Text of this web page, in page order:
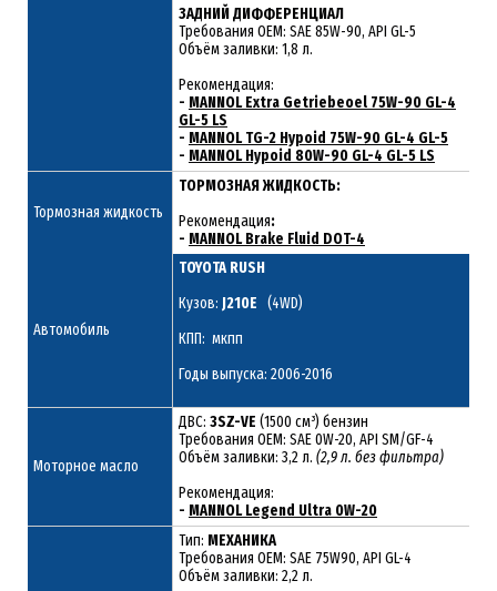
ЗАДНИЙ ДИФФЕРЕНЦИАЛ
Требования ОЕМ: SAE 85W-90, API GL-5
Объём заливки: 1,8 л.
Рекомендация:
- MANNOL Extra Getriebeoel 75W-90 GL-4
GL-5 LS
- MANNOL TG-2 Hypoid 75W-90 GL-4 GL-5
- MANNOL Hypoid 80W-90 GL-4 GL-5 LS
Тормозная жидкость
ТОРМОЗНАЯ ЖИДКОСТЬ:
Рекомендация:
- MANNOL Brake Fluid DOT-4
Автомобиль
TOYOTA RUSH
Кузов: J210E (4WD)
КПП: мкпп
Годы выпуска: 2006-2016
Моторное масло
ДВС: 3SZ-VE (1500 см³) бензин
Требования ОЕМ: SAE 0W-20, API SM/GF-4
Объём заливки: 3,2 л. (2,9 л. без фильтра)
Рекомендация:
- MANNOL Legend Ultra 0W-20
Тип: МЕХАНИКА
Требования OEM: SAE 75W90, API GL-4
Объём заливки: 2,2 л.